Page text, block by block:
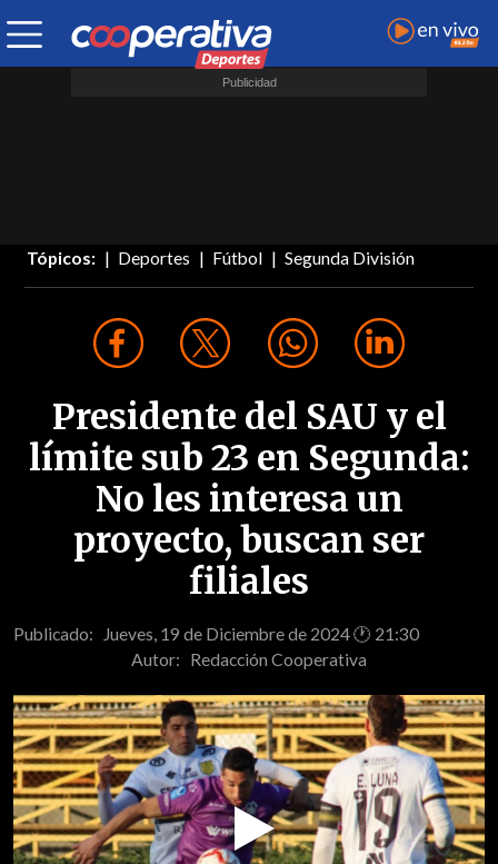
Tópicos: Deportes Fútbol Segunda División
Presidente del SAU y el
límite sub 23 en Segunda:
No les interesa un
proyecto, buscan ser
filiales
Publicado: Jueves, 19 de Diciembre de 2024 🕐 21:30
Autor: Redacción Cooperativa
Play
Video